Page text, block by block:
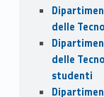
delle
delle
studenti